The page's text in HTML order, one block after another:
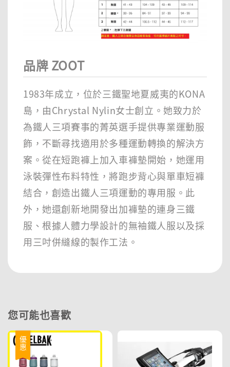
品牌 ZOOT
1983年成立，位於三鐵聖地夏威夷的KONA
島，由Chrystal Nylin女士創立。她致力於
為鐵人三項賽事的菁英選手提供專業運動服
飾，不斷尋找適用於多種運動轉換的解決方
案。從在短跑褲上加入車褲墊開始，她運用
泳裝彈性布料特性，將跑步背心與單車短褲
結合，創造出鐵人三項運動的專用服。此
外，她還創新地開發出加褲墊的連身三鐵
服、根據人體力學設計的無袖鐵人服以及採
用三吋併縫線的製作工法。
您可能也喜歡
優惠